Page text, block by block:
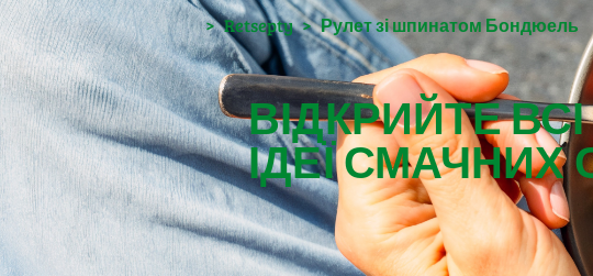
> Retsepty > Рулет зі шпинатом Бондюель
ВІДКРИЙТЕ
ІДЕЇ СМАЧНИХ